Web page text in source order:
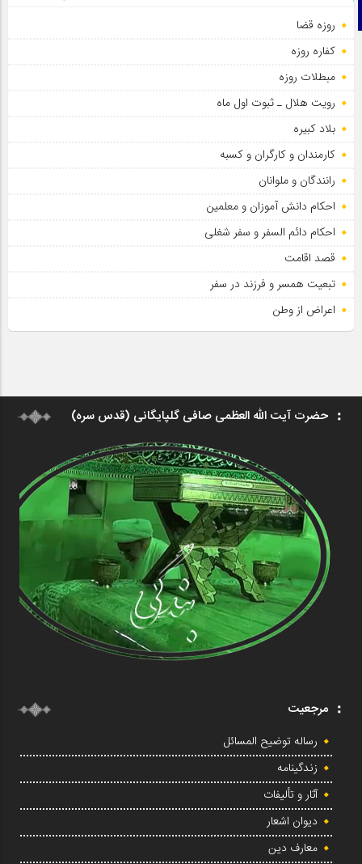
روزه قضا
کفاره روزه
مبطلات روزه
رویت هلال ـ ثبوت اول ماه
بلاد کبیره
کارمندان و کارگران و کسبه
رانندگان و ملوانان
احکام دانش آموزان و معلمین
احکام دائم السفر و سفر شغلی
قصد اقامت
تبعیت همسر و فرزند در سفر
اعراض از وطن
حضرت آیت الله العظمی صافی گلپایگانی (قدس سره)
مرجعیت
رساله توضیح المسائل
زندگینامه
آثار و تألیفات
دیوان اشعار
معارف دین